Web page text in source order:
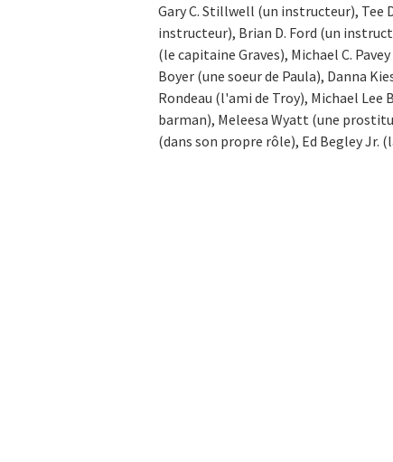
Gary C. Stillwell (un instructeur), Tee
instructeur), Brian D. Ford (un
(le capitaine Graves), Michael C.
Boyer (une soeur de Paula), Danna
Rondeau (l'ami de Troy), Michael
barman), Meleesa Wyatt (une
(dans son propre rôle), Ed Begley